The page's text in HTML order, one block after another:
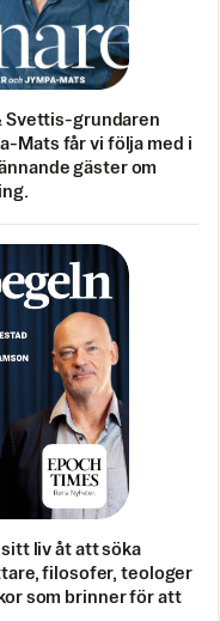
Svettis-grundaren
Mats får vi följa med i
gäster om
liv åt att söka
filosofer, teologer
som brinner för att